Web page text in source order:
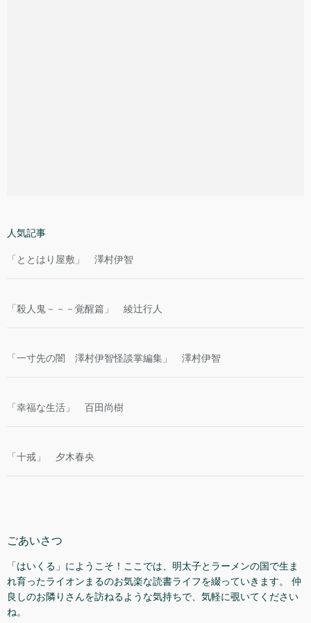
人気記事
「ととはり屋敷」 澤村伊智
「殺人鬼－－－覚醒篇」 綾辻行人
「一寸先の闇 澤村伊智怪談掌編集」 澤村伊智
「幸福な生活」 百田尚樹
「十戒」 夕木春央
ごあいさつ
「はいくる」にようこそ！ここでは、明太子とラーメンの国で生ま
れ育ったライオンまるのお気楽な読書ライフを綴っていきます。 仲
良しのお隣りさんを訪ねるような気持ちで、気軽に覗いてください
ね。